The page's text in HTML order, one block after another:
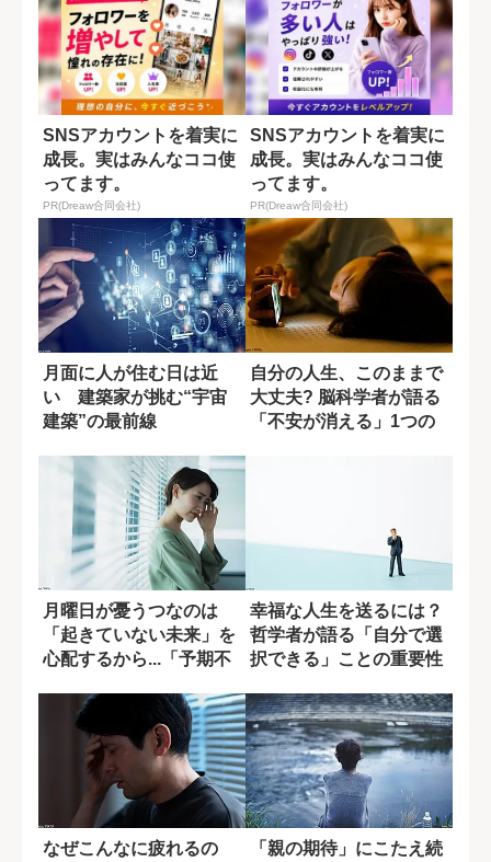
SNSアカウントを着実に
成長。実はみんなココ使
ってます。
PR(Dreaw合同会社)
SNSアカウントを着実に
成長。実はみんなココ使
ってます。
PR(Dreaw合同会社)
月面に人が住む日は近
い 建築家が挑む“宇宙
建築”の最前線
自分の人生、このままで
大丈夫? 脳科学者が語る
「不安が消える」1つの
月曜日が憂うつなのは
「起きていない未来」を
心配するから...「予期不
幸福な人生を送るには？
哲学者が語る「自分で選
択できる」ことの重要性
なぜこんなに疲れるの
「親の期待」にこたえ続